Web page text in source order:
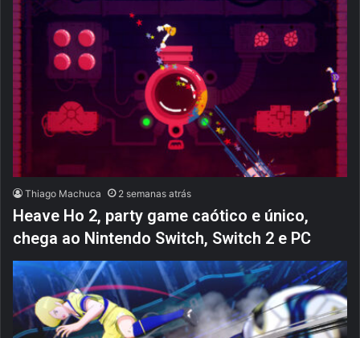
Thiago Machuca 2 semanas atrás
Heave Ho 2, party game caótico e único,
chega ao Nintendo Switch, Switch 2 e PC